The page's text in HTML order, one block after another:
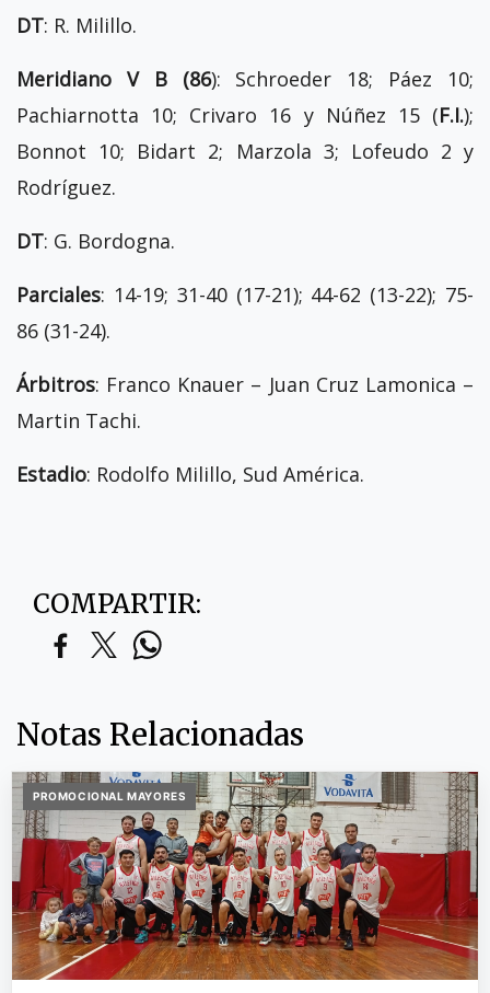
DT: R. Milillo.
Meridiano V B (86): Schroeder 18; Páez 10;
Pachiarnotta 10; Crivaro 16 y Núñez 15 (F.I.);
Bonnot 10; Bidart 2; Marzola 3; Lofeudo 2 y
Rodríguez.
DT: G. Bordogna.
Parciales: 14-19; 31-40 (17-21); 44-62 (13-22); 75-
86 (31-24).
Árbitros: Franco Knauer – Juan Cruz Lamonica –
Martin Tachi.
Estadio: Rodolfo Milillo, Sud América.
COMPARTIR:
Notas Relacionadas
PROMOCIONAL MAYORES